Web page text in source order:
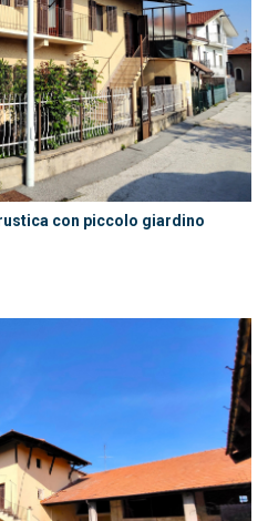
con piccolo giardino